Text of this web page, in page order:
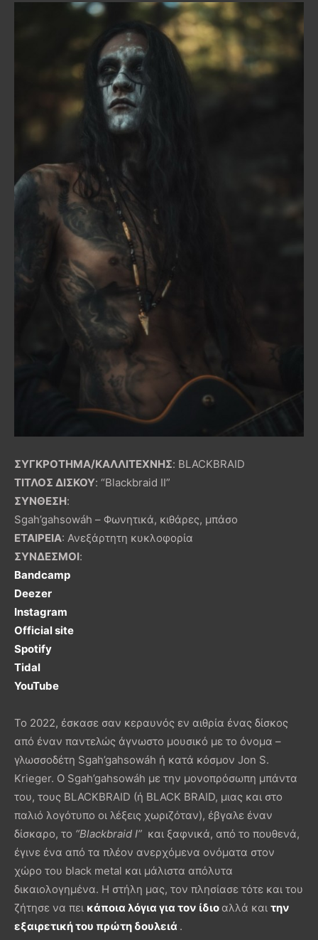
ΣΥΓΚΡΟΤΗΜΑ/ΚΑΛΛΙΤΕΧΝΗΣ: BLACKBRAID
ΤΙΤΛΟΣ ΔΙΣΚΟΥ: “Blackbraid IΙ”
ΣΥΝΘΕΣΗ:
Sgah’gahsowáh – Φωνητικά, κιθάρες, μπάσο
ΕΤΑΙΡΕΙΑ: Ανεξάρτητη κυκλοφορία
ΣΥΝΔΕΣΜΟΙ:
Bandcamp
Deezer
Instagram
Official site
Spotify
Tidal
YouTube
Το 2022, έσκασε σαν κεραυνός εν αιθρία ένας δίσκος
από έναν παντελώς άγνωστο μουσικό με το όνομα –
γλωσσοδέτη Sgah’gahsowáh ή κατά κόσμον Jon S.
Krieger. Ο Sgah’gahsowáh με την μονοπρόσωπη μπάντα
του, τους BLACKBRAID (ή BLACK BRAID, μιας και στο
παλιό λογότυπο οι λέξεις χωριζόταν), έβγαλε έναν
δίσκαρο, το “Blackbraid I” και ξαφνικά, από το πουθενά,
έγινε ένα από τα πλέον ανερχόμενα ονόματα στον
χώρο του black metal και μάλιστα απόλυτα
δικαιολογημένα. Η στήλη μας, τον πλησίασε τότε και του
ζήτησε να πει κάποια λόγια για τον ίδιο αλλά και την
εξαιρετική του πρώτη δουλειά .